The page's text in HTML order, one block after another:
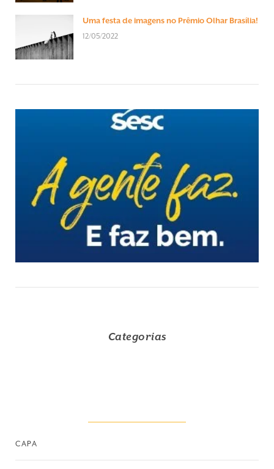
Uma festa de imagens no Prêmio Olhar Brasília!
12/05/2022
Categorias
CAPA